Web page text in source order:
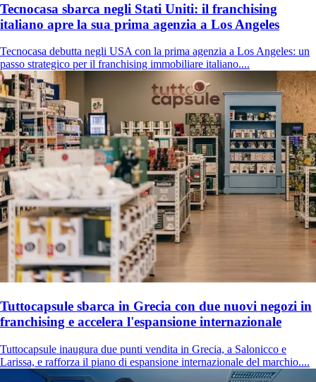
Tecnocasa sbarca negli Stati Uniti: il franchising
italiano apre la sua prima agenzia a Los Angeles
Tecnocasa debutta negli USA con la prima agenzia a Los Angeles: un
passo strategico per il franchising immobiliare italiano....
Tuttocapsule sbarca in Grecia con due nuovi negozi in
franchising e accelera l'espansione internazionale
Tuttocapsule inaugura due punti vendita in Grecia, a Salonicco e
Larissa, e rafforza il piano di espansione internazionale del marchio....